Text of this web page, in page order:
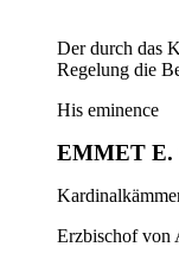
Der durch das
Regelung die
His eminence
EMMET
Erzbischof von